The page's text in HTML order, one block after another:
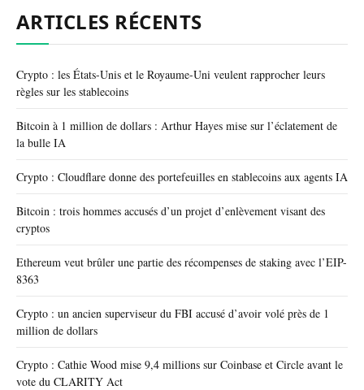
ARTICLES RÉCENTS
Crypto : les États-Unis et le Royaume-Uni veulent rapprocher leurs
règles sur les stablecoins
Bitcoin à 1 million de dollars : Arthur Hayes mise sur l’éclatement de
la bulle IA
Crypto : Cloudflare donne des portefeuilles en stablecoins aux agents IA
Bitcoin : trois hommes accusés d’un projet d’enlèvement visant des
cryptos
Ethereum veut brûler une partie des récompenses de staking avec l’EIP-
8363
Crypto : un ancien superviseur du FBI accusé d’avoir volé près de 1
million de dollars
Crypto : Cathie Wood mise 9,4 millions sur Coinbase et Circle avant le
vote du CLARITY Act